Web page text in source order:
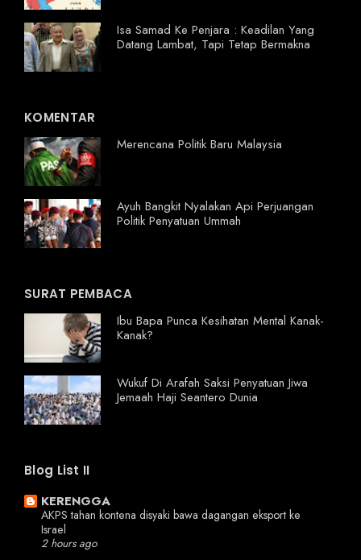
Isa Samad Ke Penjara : Keadilan Yang
Datang Lambat, Tapi Tetap Bermakna
KOMENTAR
Merencana Politik Baru Malaysia
Ayuh Bangkit Nyalakan Api Perjuangan
Politik Penyatuan Ummah
SURAT PEMBACA
Ibu Bapa Punca Kesihatan Mental Kanak-
Kanak?
Wukuf Di Arafah Saksi Penyatuan Jiwa
Jemaah Haji Seantero Dunia
Blog List II
KERENGGA
AKPS tahan kontena disyaki bawa dagangan eksport ke
Israel
2 hours ago